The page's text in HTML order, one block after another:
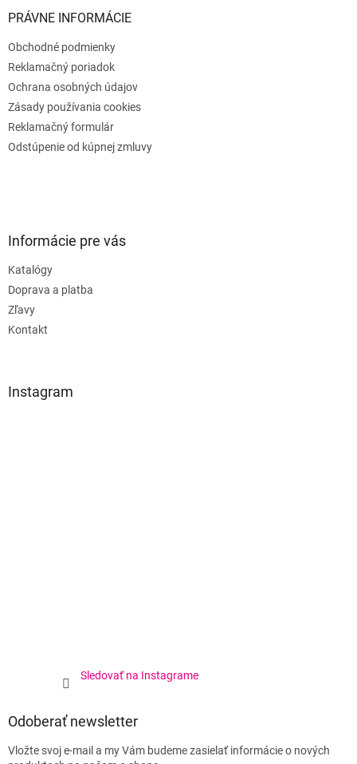
PRÁVNE INFORMÁCIE
Obchodné podmienky
Reklamačný poriadok
Ochrana osobných údajov
Zásady používania cookies
Reklamačný formulár
Odstúpenie od kúpnej zmluvy
Informácie pre vás
Katalógy
Doprava a platba
Zľavy
Kontakt
Instagram
Sledovať na Instagrame
Odoberať newsletter
Vložte svoj e-mail a my Vám budeme zasielať informácie o nových